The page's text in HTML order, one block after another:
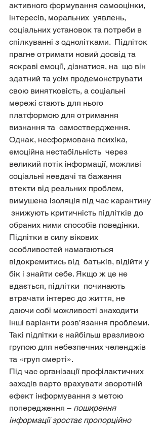
активного формування самооцінки,
інтересів, моральних  уявлень,
соціальних установок та потреби в
спілкуванні з однолітками.  Підліток
прагне отримати новий досвід та
яскраві емоції, дізнатися, на  що він
здатний та усім продемонструвати
свою винятковість, а соціальні
мережі стають для нього
платформою для отримання
визнання та  самоствердження.
Однак, несформована психіка,
емоційна нестабільність  через
великий потік інформації, можливі
соціальні невдачі та бажання
втекти від реальних проблем,
вимушена ізоляція під час карантину
знижують критичність підлітків до
обраних ними способів поведінки.
Підлітки в силу вікових
особливостей намагаються
відокремитись від  батьків, відійти у
бік і знайти себе. Якщо ж це не
вдається, підлітки  починають
втрачати інтерес до життя, не
даючи собі можливості знаходити
інші варіанти розв’язання проблеми.
Такі підлітки є найбільш вразливою
групою для небезпечних челенджів
та «груп смерті».
Під час організації профілактичних
заходів варто врахувати зворотній
ефект інформування з метою
попередження – поширення
інформації зростає пропорційно